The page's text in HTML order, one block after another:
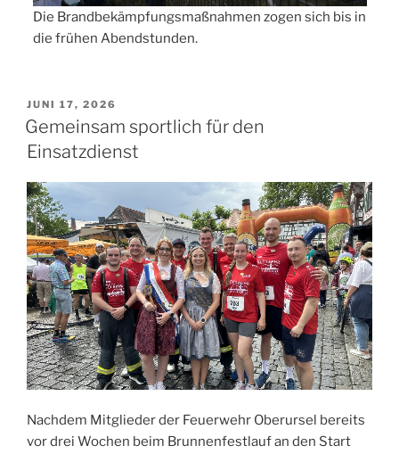
Die Brandbekämpfungsmaßnahmen zogen sich bis in
die frühen Abendstunden.
VERÖFFENTLICHT
AM
JUNI 17, 2026
Gemeinsam sportlich für den
Einsatzdienst
Nachdem Mitglieder der Feuerwehr Oberursel bereits
vor drei Wochen beim Brunnenfestlauf an den Start